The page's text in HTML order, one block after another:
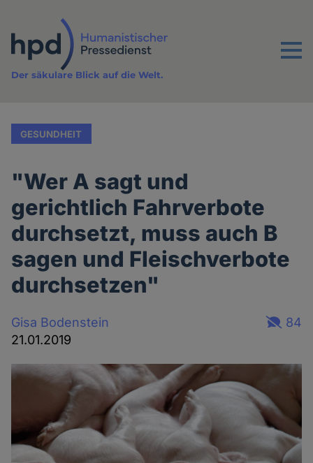
Inhalt
Menu
Der säkulare Blick auf die Welt.
GESUNDHEIT
"Wer A sagt und
gerichtlich Fahrverbote
durchsetzt, muss auch B
sagen und Fleischverbote
durchsetzen"
Gisa Bodenstein
21.01.2019
84